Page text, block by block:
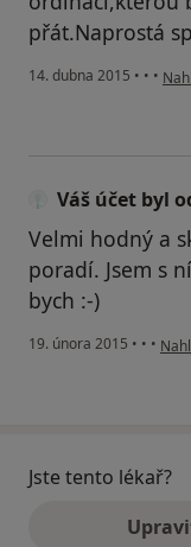
přát.Naprostá
14. dubna 2015 • • •
Váš účet byl
Velmi hodný a
poradí. Jsem s
bych :-)
19. února 2015 • • •
Jste tento lékař?